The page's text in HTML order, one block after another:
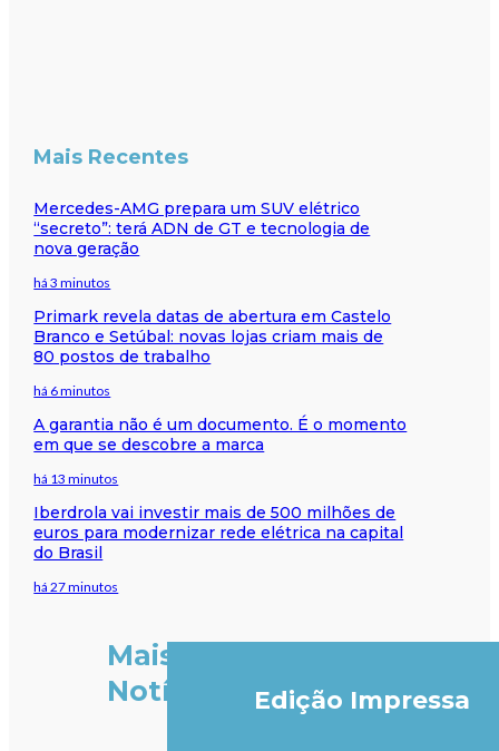
Mais Recentes
Mercedes-AMG prepara um SUV elétrico
“secreto”: terá ADN de GT e tecnologia de
nova geração
há 3 minutos
Primark revela datas de abertura em Castelo
Branco e Setúbal: novas lojas criam mais de
80 postos de trabalho
há 6 minutos
A garantia não é um documento. É o momento
em que se descobre a marca
há 13 minutos
Iberdrola vai investir mais de 500 milhões de
euros para modernizar rede elétrica na capital
do Brasil
há 27 minutos
Mais
Notícias
Edição Impressa